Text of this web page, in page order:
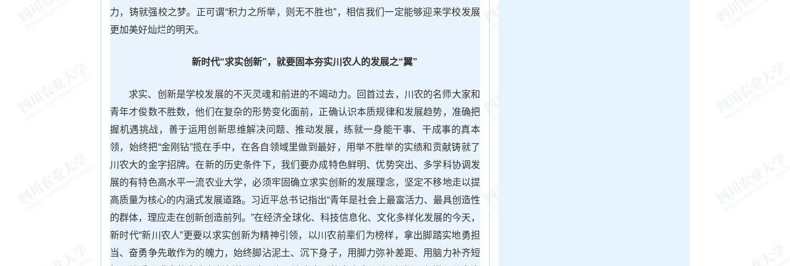
力，铸就强校之梦。正可谓“积力之所举，则无不胜也”，相信我们一定能够迎来学校发展
更加美好灿烂的明天。
新时代“求实创新”，就要固本夯实川农人的发展之“翼”
求实、创新是学校发展的不灭灵魂和前进的不竭动力。回首过去，川农的名师大家和
青年才俊数不胜数，他们在复杂的形势变化面前，正确认识本质规律和发展趋势，准确把
握机遇挑战，善于运用创新思维解决问题、推动发展，练就一身能干事、干成事的真本
领，始终把“金刚钻”揽在手中，在各自领域里做到最好，用举不胜举的实绩和贡献铸就了
川农大的金字招牌。在新的历史条件下，我们要办成特色鲜明、优势突出、多学科协调发
展的有特色高水平一流农业大学，必须牢固确立求实创新的发展理念，坚定不移地走以提
高质量为核心的内涵式发展道路。习近平总书记指出“青年是社会上最富活力、最具创造性
的群体，理应走在创新创造前列。”在经济全球化、科技信息化、文化多样化发展的今天，
新时代“新川农人”更要以求实创新为精神引领，以川农前辈们为榜样，拿出脚踏实地勇担
当、奋勇争先敢作为的魄力，始终脚沾泥土、沉下身子，用脚力弥补差距、用脑力补齐短